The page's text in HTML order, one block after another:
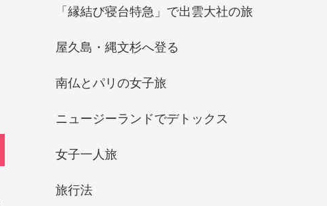
「縁結び寝台特急」で出雲大社の旅
屋久島・縄文杉へ登る
南仏とパリの女子旅
ニュージーランドでデトックス
女子一人旅
旅行法